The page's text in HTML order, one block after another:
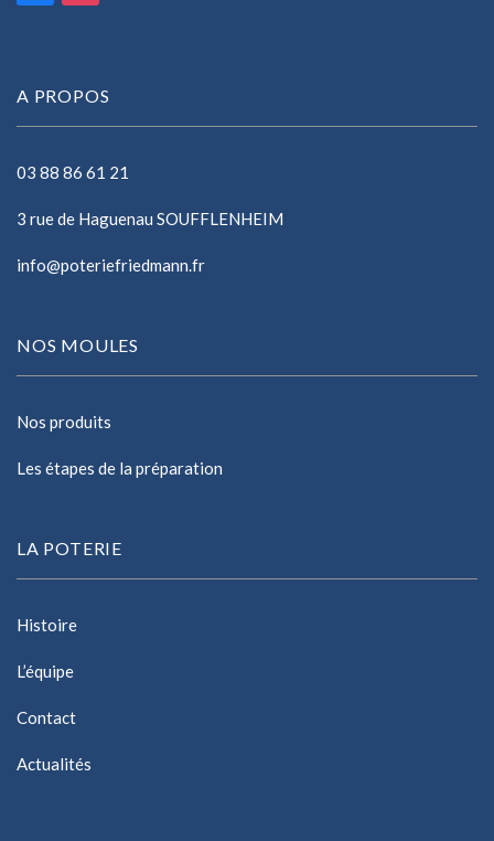
A PROPOS
03 88 86 61 21
3 rue de Haguenau SOUFFLENHEIM
info@poteriefriedmann.fr
NOS MOULES
Nos produits
Les étapes de la préparation
LA POTERIE
Histoire
L’équipe
Contact
Actualités